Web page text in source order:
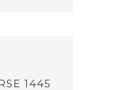
1445